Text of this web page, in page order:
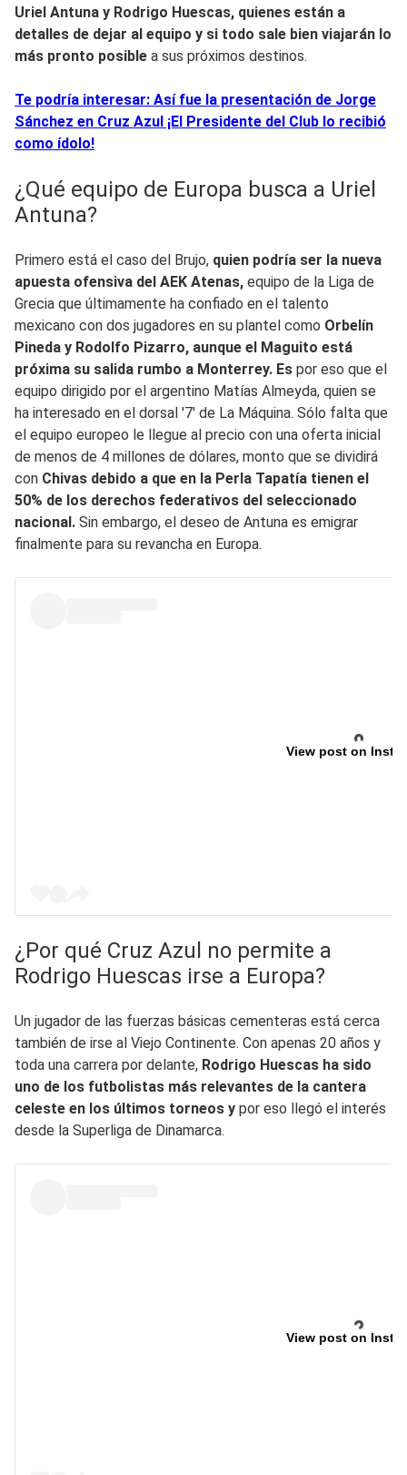
Uriel Antuna y Rodrigo Huescas, quienes están a
detalles de dejar al equipo y si todo sale bien viajarán lo
más pronto posible a sus próximos destinos.
Te podría interesar: Así fue la presentación de Jorge
Sánchez en Cruz Azul ¡El Presidente del Club lo recibió
como ídolo!
¿Qué equipo de Europa busca a Uriel
Antuna?
Primero está el caso del Brujo, quien podría ser la nueva
apuesta ofensiva del AEK Atenas, equipo de la Liga de
Grecia que últimamente ha confiado en el talento
mexicano con dos jugadores en su plantel como Orbelín
Pineda y Rodolfo Pizarro, aunque el Maguito está
próxima su salida rumbo a Monterrey. Es por eso que el
equipo dirigido por el argentino Matías Almeyda, quien se
ha interesado en el dorsal '7' de La Máquina. Sólo falta que
el equipo europeo le llegue al precio con una oferta inicial
de menos de 4 millones de dólares, monto que se dividirá
con Chivas debido a que en la Perla Tapatía tienen el
50% de los derechos federativos del seleccionado
nacional. Sin embargo, el deseo de Antuna es emigrar
finalmente para su revancha en Europa.
View post on
¿Por qué Cruz Azul no permite a
Rodrigo Huescas irse a Europa?
Un jugador de las fuerzas básicas cementeras está cerca
también de irse al Viejo Continente. Con apenas 20 años y
toda una carrera por delante, Rodrigo Huescas ha sido
uno de los futbolistas más relevantes de la cantera
celeste en los últimos torneos y por eso llegó el interés
desde la Superliga de Dinamarca.
View post on